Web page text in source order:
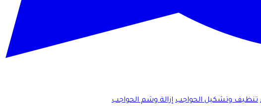
تنظيف وتشكيل الحواجب إزالة وشم الحواجب